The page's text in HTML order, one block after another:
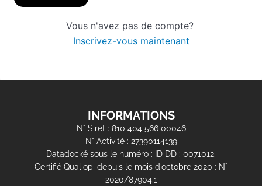
Vous n'avez pas de compte?
Inscrivez-vous maintenant
INFORMATIONS
N° Siret : 810 404 566 00046
N° Activité : 27390114139
Datadocké sous le numéro : ID DD : 0071012.
Certifié Qualiopi depuis le mois d’octobre 2020 : N°
2020/87904.1